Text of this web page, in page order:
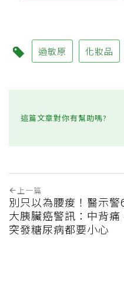
過敏原 化妝品
這篇文章對你有幫助嗎?
上一篇
別只以為腰痠！醫示警
大胰臟癌警訊：中背痛
突發糖尿病都要小心